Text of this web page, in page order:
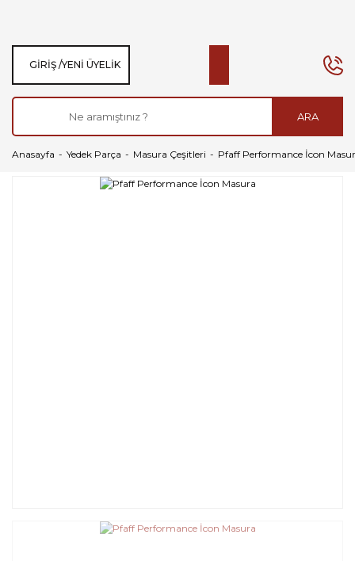
ARA
GIRIŞ /YENI ÜYELIK
Anasayfa Yedek Parça Masura Çeşitleri Pfaff Performance İcon